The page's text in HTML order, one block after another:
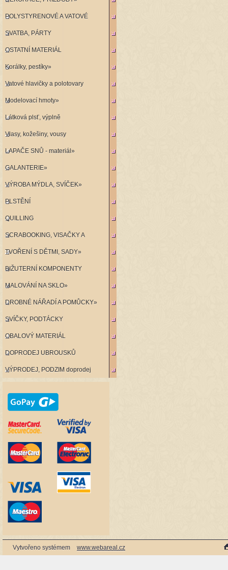
POLYSTYRENOVÉ A VATOVÉ
KORPUSY»
SVATBA, PÁRTY
OSTATNÍ MATERIÁL
Korálky, pestíky»
Vatové hlavičky a polotovary
Modelovací hmoty»
Látková plsť, výplně
Vlasy, kožešiny, vousy
LAPAČE SNŮ - materiál»
GALANTERIE»
VÝROBA MÝDLA, SVÍČEK»
PLSTĚNÍ
QUILLING
SCRABOOKING, VISAČKY A
RAZÍTKA»
TVOŘENÍ S DĚTMI, SADY»
BIŽUTERNÍ KOMPONENTY
MALOVÁNÍ NA SKLO»
DROBNÉ NÁŘADÍ A POMŮCKY»
SVÍČKY, PODTÁCKY
OBALOVÝ MATERIÁL
DOPRODEJ UBROUSKŮ
VÝPRODEJ, PODZIM doprodej
Vytvořeno systémem www.webareal.cz